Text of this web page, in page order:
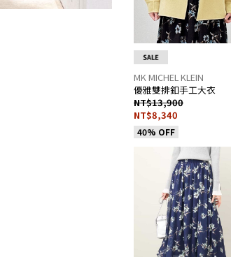
MK MICHEL KLEIN
優雅雙排釦手工大衣
NT$13,900
NT$8,340
40% OFF